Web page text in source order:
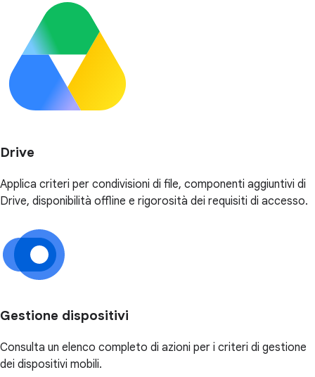
Drive
Applica criteri per condivisioni di file, componenti aggiuntivi di
Drive, disponibilità offline e rigorosità dei requisiti di accesso.
Gestione dispositivi
Consulta un elenco completo di azioni per i criteri di gestione
dei dispositivi mobili.